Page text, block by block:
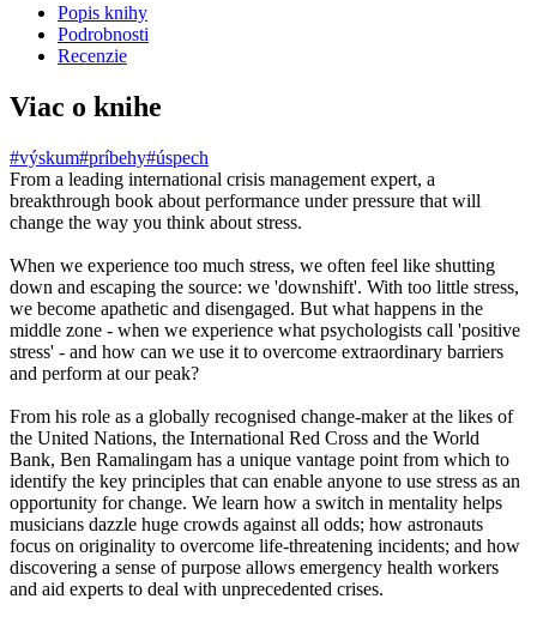
Popis knihy
Podrobnosti
Recenzie
Viac o knihe
#výskum#príbehy#úspech
From a leading international crisis management expert, a
breakthrough book about performance under pressure that will
change the way you think about stress.
When we experience too much stress, we often feel like shutting
down and escaping the source: we 'downshift'. With too little stress,
we become apathetic and disengaged. But what happens in the
middle zone - when we experience what psychologists call 'positive
stress' - and how can we use it to overcome extraordinary barriers
and perform at our peak?
From his role as a globally recognised change-maker at the likes of
the United Nations, the International Red Cross and the World
Bank, Ben Ramalingam has a unique vantage point from which to
identify the key principles that can enable anyone to use stress as an
opportunity for change. We learn how a switch in mentality helps
musicians dazzle huge crowds against all odds; how astronauts
focus on originality to overcome life-threatening incidents; and how
discovering a sense of purpose allows emergency health workers
and aid experts to deal with unprecedented crises.